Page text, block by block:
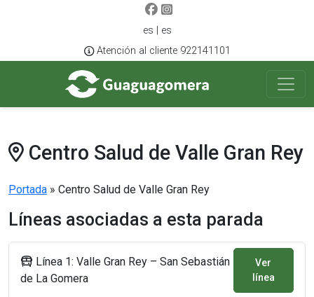
es | es
Atención al cliente 922141101
Centro Salud de Valle Gran Rey
Portada » Centro Salud de Valle Gran Rey
Líneas asociadas a esta parada
Línea 1: Valle Gran Rey – San Sebastián
de La Gomera
Ver
línea